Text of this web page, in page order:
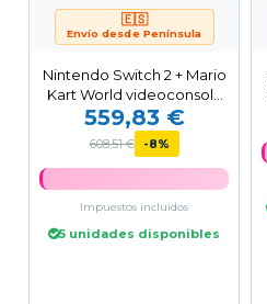
🇪🇸
Envío desde Península
Nintendo Switch 2 + Mario
Kart World videoconsola
portátil 20,1 cm...
559,83 €
608,51 € -8%
Impuestos incluidos
5 unidades disponibles